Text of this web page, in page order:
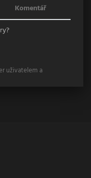
Komentář
uživatelem a